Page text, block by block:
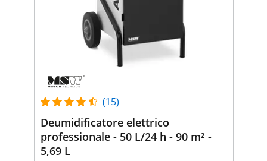
(15)
Deumidificatore elettrico
professionale - 50 L/24 h - 90 m² -
5,69 L